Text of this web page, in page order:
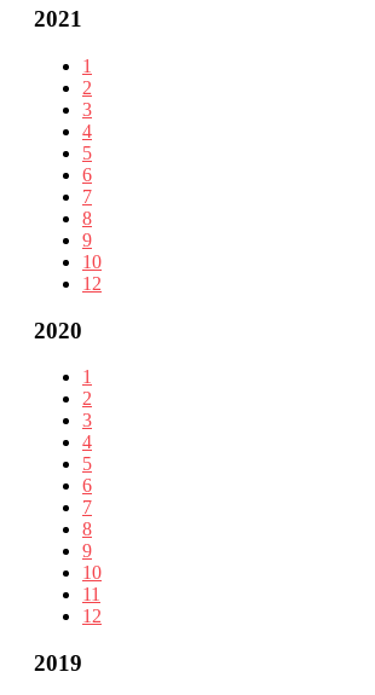
2021
1
2
3
4
5
6
7
8
9
10
12
2020
1
2
3
4
5
6
7
8
9
10
11
12
2019